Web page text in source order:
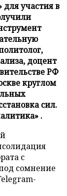
для участия в
доцент
РФ
круглом
сил.
.
с
сомнение